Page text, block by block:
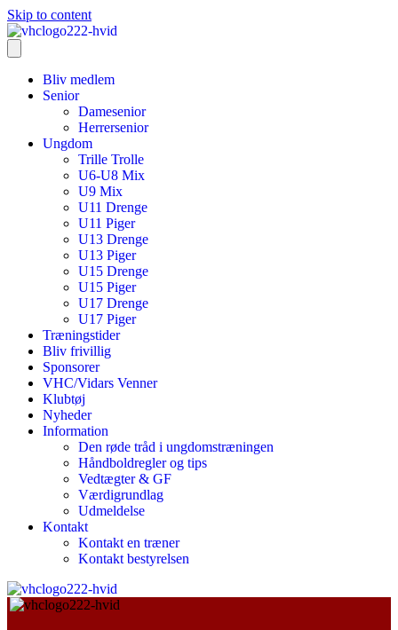
Skip to content
Bliv medlem
Senior
Damesenior
Herrersenior
Ungdom
Trille Trolle
U6-U8 Mix
U9 Mix
U11 Drenge
U11 Piger
U13 Drenge
U13 Piger
U15 Drenge
U15 Piger
U17 Drenge
U17 Piger
Træningstider
Bliv frivillig
Sponsorer
VHC/Vidars Venner
Klubtøj
Nyheder
Information
Den røde tråd i ungdomstræningen
Håndboldregler og tips
Vedtægter & GF
Værdigrundlag
Udmeldelse
Kontakt
Kontakt en træner
Kontakt bestyrelsen